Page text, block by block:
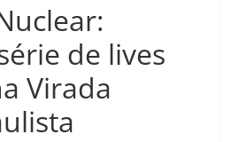
de lives
Virada